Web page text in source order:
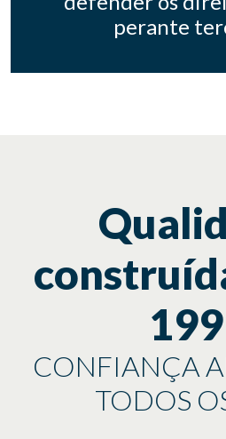
perante
CONFIANÇA
TODOS